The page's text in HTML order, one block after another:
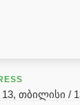
ზეთი(
ზეთითბილისი /